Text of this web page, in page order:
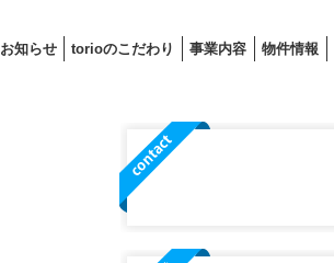
お知らせ torioのこだわり 事業内容 物件情報